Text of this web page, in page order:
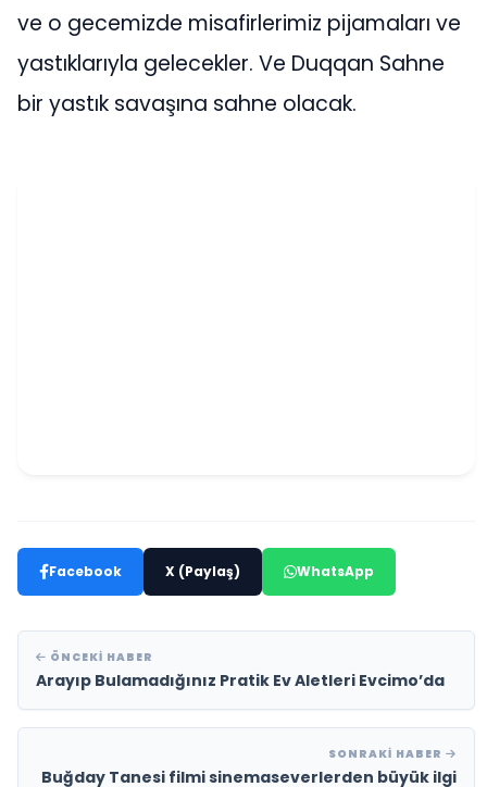
ve o gecemizde misafirlerimiz pijamaları ve
yastıklarıyla gelecekler. Ve Duqqan Sahne
bir yastık savaşına sahne olacak.
Facebook X (Paylaş) WhatsApp
ÖNCEKI HABER
Arayıp Bulamadığınız Pratik Ev Aletleri Evcimo’da
SONRAKI HABER
Buğday Tanesi filmi sinemaseverlerden büyük ilgi